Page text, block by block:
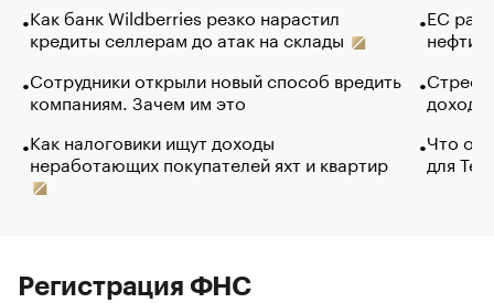
Как банк Wildberries резко нарастил
кредиты селлерам до атак на склады
Сотрудники открыли новый способ вредить
компаниям. Зачем им это
Как налоговики ищут доходы
неработающих покупателей яхт и квартир
ЕС
нефти
Что
для
Регистрация ФНС